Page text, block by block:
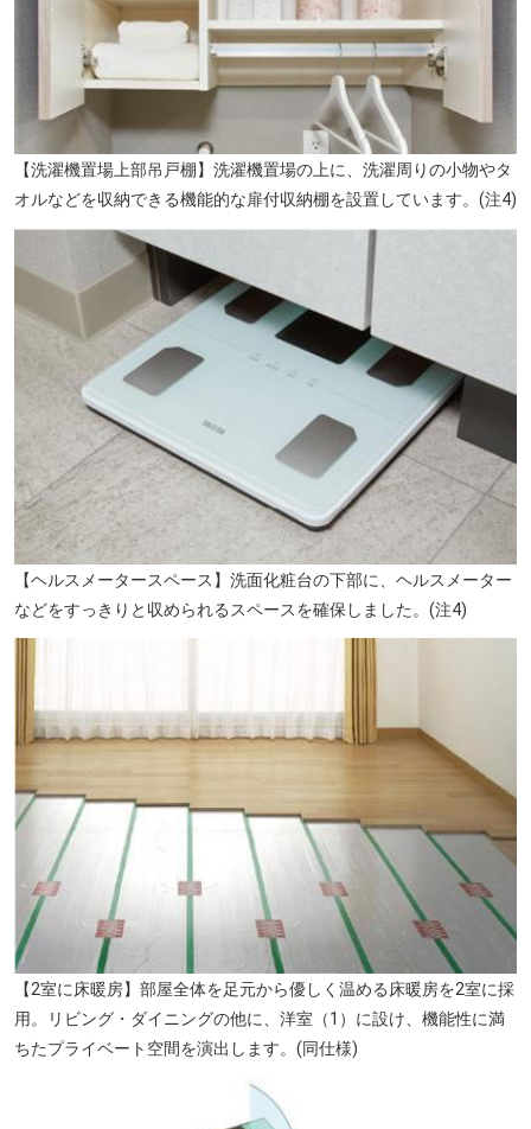
【洗濯機置場上部吊戸棚】洗濯機置場の上に、洗濯周りの小物やタ
オルなどを収納できる機能的な扉付収納棚を設置しています。(注4)
【ヘルスメータースペース】洗面化粧台の下部に、ヘルスメーター
などをすっきりと収められるスペースを確保しました。(注4)
【2室に床暖房】部屋全体を足元から優しく温める床暖房を2室に採
用。リビング・ダイニングの他に、洋室（1）に設け、機能性に満
ちたプライベート空間を演出します。(同仕様)